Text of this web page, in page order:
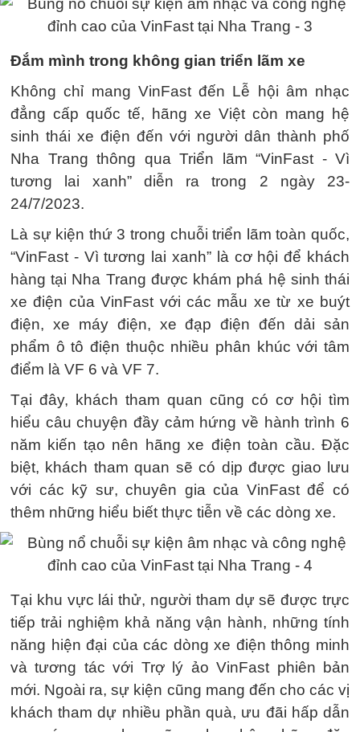
Đắm mình trong không gian triển lãm xe
Không chỉ mang VinFast đến Lễ hội âm nhạc
đẳng cấp quốc tế, hãng xe Việt còn mang hệ
sinh thái xe điện đến với người dân thành phố
Nha Trang thông qua Triển lãm “VinFast - Vì
tương lai xanh” diễn ra trong 2 ngày 23-
24/7/2023.
Là sự kiện thứ 3 trong chuỗi triển lãm toàn quốc,
“VinFast - Vì tương lai xanh” là cơ hội để khách
hàng tại Nha Trang được khám phá hệ sinh thái
xe điện của VinFast với các mẫu xe từ xe buýt
điện, xe máy điện, xe đạp điện đến dải sản
phẩm ô tô điện thuộc nhiều phân khúc với tâm
điểm là VF 6 và VF 7.
Tại đây, khách tham quan cũng có cơ hội tìm
hiểu câu chuyện đầy cảm hứng về hành trình 6
năm kiến tạo nên hãng xe điện toàn cầu. Đặc
biệt, khách tham quan sẽ có dịp được giao lưu
với các kỹ sư, chuyên gia của VinFast để có
thêm những hiểu biết thực tiễn về các dòng xe.
Tại khu vực lái thử, người tham dự sẽ được trực
tiếp trải nghiệm khả năng vận hành, những tính
năng hiện đại của các dòng xe điện thông minh
và tương tác với Trợ lý ảo VinFast phiên bản
mới. Ngoài ra, sự kiện cũng mang đến cho các vị
khách tham dự nhiều phần quà, ưu đãi hấp dẫn